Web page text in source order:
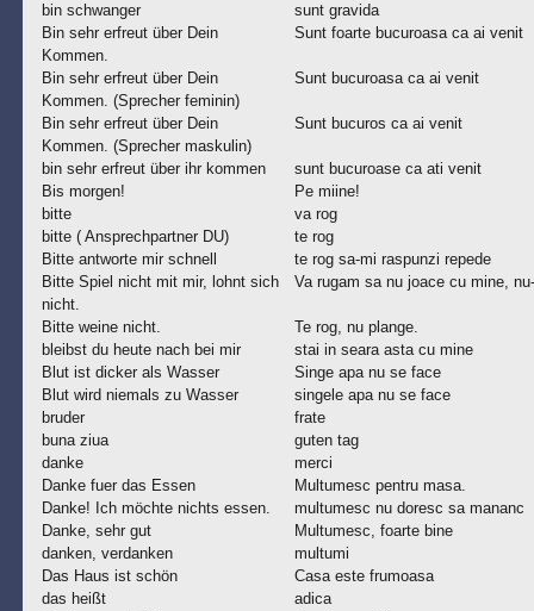
bin schwanger
sunt gravida
Bin sehr erfreut über Dein
Kommen.
Sunt foarte bucuroasa ca ai venit
Bin sehr erfreut über Dein
Kommen. (Sprecher feminin)
Sunt bucuroasa ca ai venit
Bin sehr erfreut über Dein
Kommen. (Sprecher maskulin)
Sunt bucuros ca ai venit
bin sehr erfreut über ihr kommen
sunt bucuroase ca ati venit
Bis morgen!
Pe miine!
bitte
va rog
bitte ( Ansprechpartner DU)
te rog
Bitte antworte mir schnell
te rog sa-mi raspunzi repede
Bitte Spiel nicht mit mir, lohnt sich
nicht.
Va rugam sa nu joace cu mine,
Bitte weine nicht.
Te rog, nu plange.
bleibst du heute nach bei mir
stai in seara asta cu mine
Blut ist dicker als Wasser
Singe apa nu se face
Blut wird niemals zu Wasser
singele apa nu se face
bruder
frate
buna ziua
guten tag
danke
merci
Danke fuer das Essen
Multumesc pentru masa.
Danke! Ich möchte nichts essen.
multumesc nu doresc sa mananc
Danke, sehr gut
Multumesc, foarte bine
danken, verdanken
multumi
Das Haus ist schön
Casa este frumoasa
das heißt
adica